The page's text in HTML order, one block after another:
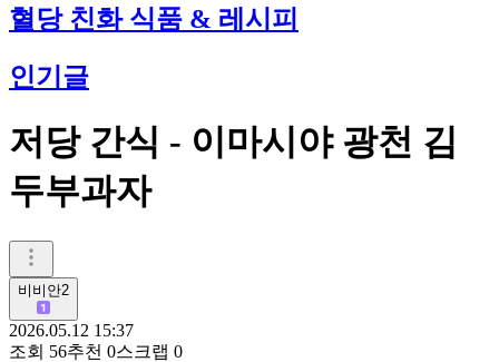
혈당 친화 식품 & 레시피
인기글
저당 간식 - 이마시야 광천 김
두부과자
비비안2
2026.05.12 15:37
조회 56추천 0스크랩 0